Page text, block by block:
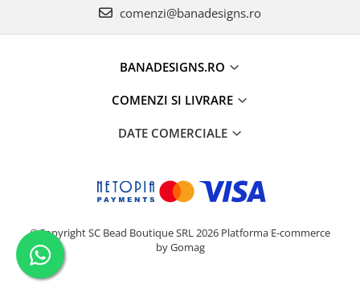
comenzi@banadesigns.ro
BANADESIGNS.RO
COMENZI SI LIVRARE
DATE COMERCIALE
©Copyright SC Bead Boutique SRL 2026 Platforma E-commerce
by Gomag